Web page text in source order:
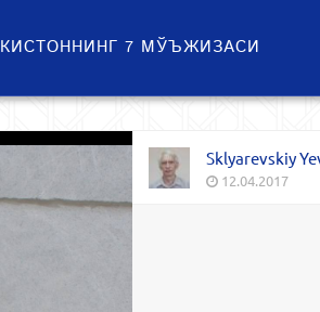
7 МЎЪЖИЗАСИ
Sklyarevskiy
12.04.2017